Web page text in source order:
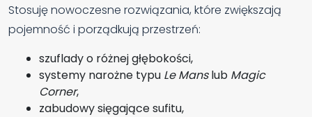
Stosuję nowoczesne rozwiązania, które zwiększają
pojemność i porządkują przestrzeń:
szuflady o różnej głębokości,
systemy narożne typu Le Manslub Magic
Corner,
zabudowy sięgające sufitu,